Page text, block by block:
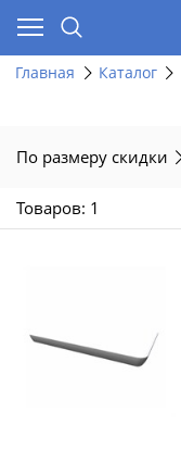
Главная Каталог
По размеру скидки
Товаров: 1